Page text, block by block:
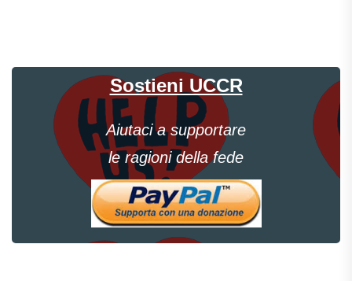
Sostieni UCCR
Aiutaci a supportare
le ragioni della fede